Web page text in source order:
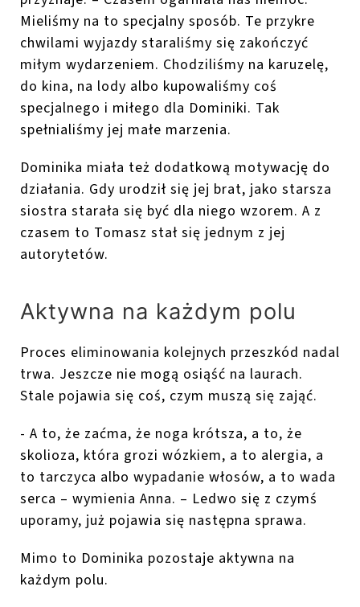
Mieliśmy na to specjalny sposób. Te przykre
chwilami wyjazdy staraliśmy się zakończyć
miłym wydarzeniem. Chodziliśmy na karuzelę,
do kina, na lody albo kupowaliśmy coś
specjalnego i miłego dla Dominiki. Tak
spełnialiśmy jej małe marzenia.
Dominika miała też dodatkową motywację do
działania. Gdy urodził się jej brat, jako starsza
siostra starała się być dla niego wzorem. A z
czasem to Tomasz stał się jednym z jej
autorytetów.
Aktywna na każdym polu
Proces eliminowania kolejnych przeszkód nadal
trwa. Jeszcze nie mogą osiąść na laurach.
Stale pojawia się coś, czym muszą się zająć.
- A to, że zaćma, że noga krótsza, a to, że
skolioza, która grozi wózkiem, a to alergia, a
to tarczyca albo wypadanie włosów, a to wada
serca – wymienia Anna. – Ledwo się z czymś
uporamy, już pojawia się następna sprawa.
Mimo to Dominika pozostaje aktywna na
każdym polu.